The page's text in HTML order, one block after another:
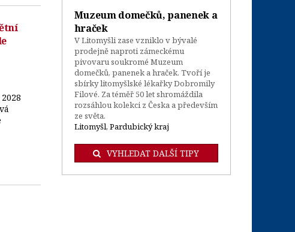
Muzeum domečků, panenek a
hraček
V Litomyšli zase vzniklo v bývalé
prodejně naproti zámeckému
pivovaru soukromé Muzeum
domečků, panenek a hraček. Tvoří je
sbírky litomyšlské lékařky Dobromily
Filové. Za téměř 50 let shromáždila
rozsáhlou kolekci z Česka a především
ze světa.
Litomyšl, Pardubický kraj
VYHLEDAT DALŠÍ TIPY